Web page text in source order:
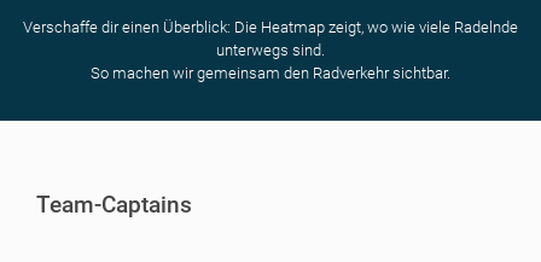
Verschaffe dir einen Überblick: Die Heatmap zeigt, wo wie viele Radelnde
unterwegs sind.
So machen wir gemeinsam den Radverkehr sichtbar.
Team-Captains